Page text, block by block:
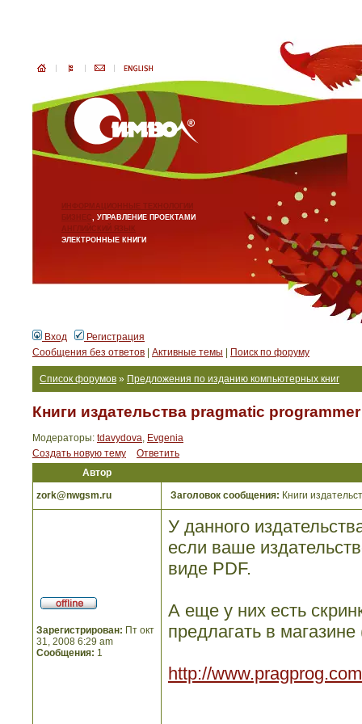
ИНФОРМАЦИОННЫЕ ТЕХНОЛОГИИ
БИЗНЕС, УПРАВЛЕНИЕ ПРОЕКТАМИ
АНГЛИЙСКИЙ ЯЗЫК
ЭЛЕКТРОННЫЕ КНИГИ
Вход
Регистрация
Сообщения без ответов
Активные темы Поиск по форуму
Список форумов » Предложения по изданию компьютерных книг
Книги издательства pragmatic programmer
Модераторы: tdavydova, Evgenia
Создать новую тему
Ответить
Автор
zork@nwgsm.ru
Заголовок сообщения: Книги
Зарегистрирован: Пт окт
31, 2008 6:29 am
Сообщения: 1
У данного
если ваше
виде PDF.
А еще у них есть
предлагать в
http://